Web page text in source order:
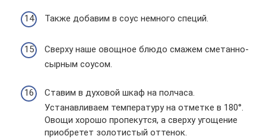
Также добавим в соус немного специй.
Сверху наше овощное блюдо смажем сметанно-
сырным соусом.
Ставим в духовой шкаф на полчаса.
Устанавливаем температуру на отметке в 180°.
Овощи хорошо пропекутся, а сверху угощение
приобретет золотистый оттенок.